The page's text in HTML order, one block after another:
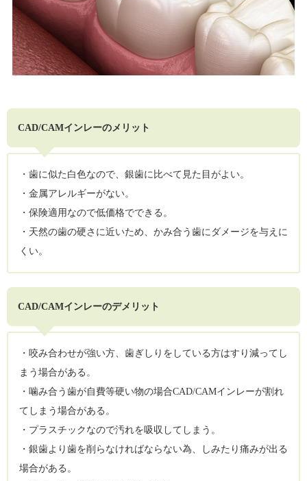
CAD/CAMインレーのメリット
・歯に似た白色なので、銀歯に比べて見た目がよい。
・金属アレルギーがない。
・保険適用なので低価格でできる。
・天然の歯の硬さに近いため、かみ合う歯にダメージを与えに
くい。
CAD/CAMインレーのデメリット
・咬み合わせが強い方、歯ぎしりをしている方はすり減ってし
まう場合がある。
・噛み合う歯が自費等硬い物の場合CAD/CAMインレーが割れ
てしまう場合がある。
・プラスチックなので汚れを吸収してしまう。
・銀歯より歯を削らなければならない為、しみたり痛みが出る
場合がある。